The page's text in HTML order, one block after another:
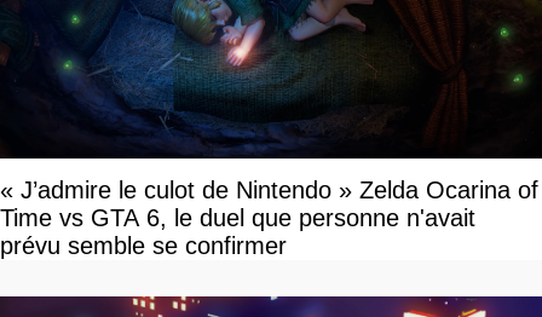
« J’admire le culot de Nintendo » Zelda Ocarina of
Time vs GTA 6, le duel que personne n'avait
prévu semble se confirmer